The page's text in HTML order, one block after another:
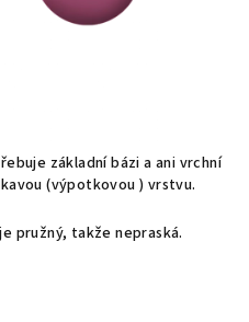
základní bázi a ani vrchní
(výpotkovou ) vrstvu.
pružný, takže nepraská.